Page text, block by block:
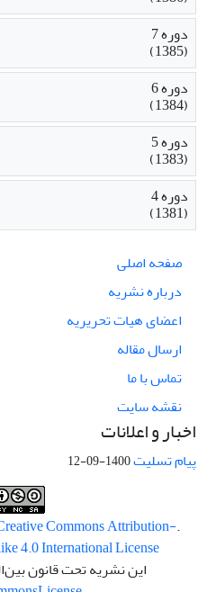
دوره 7
(1385)
دوره 6
(1384)
دوره 5
(1383)
دوره 4
(1381)
صفحه اصلی
درباره نشریه
اعضای هیات تحریریه
ارسال مقاله
تماس با ما
نقشه سایت
اخبار و اعلانات
پیام تسلیت1400-09-12
.This work is licensed under a
Commons Attribution-
4.0 International License
این نشریه تحت قانون